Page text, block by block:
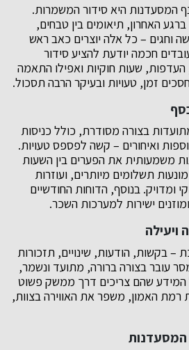
המסעדנות היא סידור המשמרות.
האחרון, תיאומים בין טבחים,
וחגים – כל אלה יוצרים כאב ראש
חכמה יודעת להציע סידור
העדפות, שעות חוקיות ואפילו התאמה
זמן, טעויות ובעיקר הרבה תסכול.
בצורה מסודרת, כולל כניסות
ואיחורים – קשה לפספס טעויות.
משמעותית את הפערים בין השעות
תשלומים מיותרים, ועוזרות
ומדויק. בנוסף, הדוחות החודשיים
ישירות למערכות השכר.
ויעילה
בקשות, הודעות, שינויים, תזכורות
עובר בצורה ברורה, מתועד ונשמר,
המידע שהם צריכים דרך ממשק פשוט
רמת האמון, משפר את האווירה בצוות,